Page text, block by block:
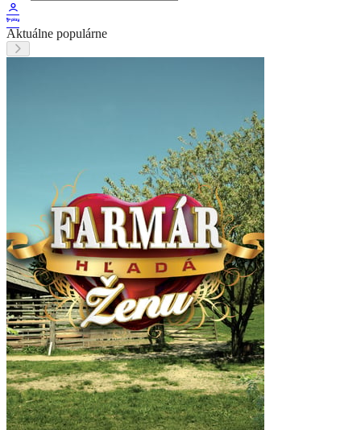
Aktuálne populárne